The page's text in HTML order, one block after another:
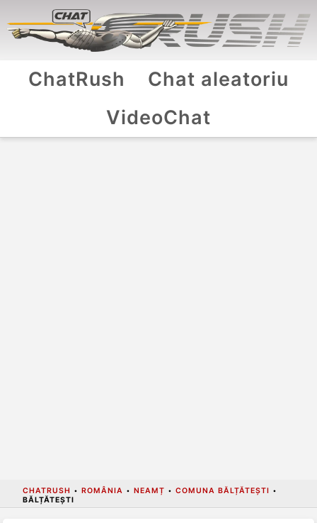
ChatRush
Chat aleatoriu
VideoChat
CHATRUSH • ROMÂNIA • NEAMȚ • COMUNA BĂLȚĂTEȘTI •
BĂLȚĂTEȘTI